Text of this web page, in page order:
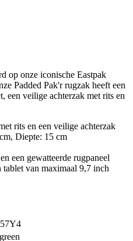
op onze iconische Eastpak
Padded Pak'r rugzak heeft een
een veilige achterzak met rits en
rits en een veilige achterzak
Diepte: 15 cm
een gewatteerde rugpaneel
tablet van maximaal 9,7 inch